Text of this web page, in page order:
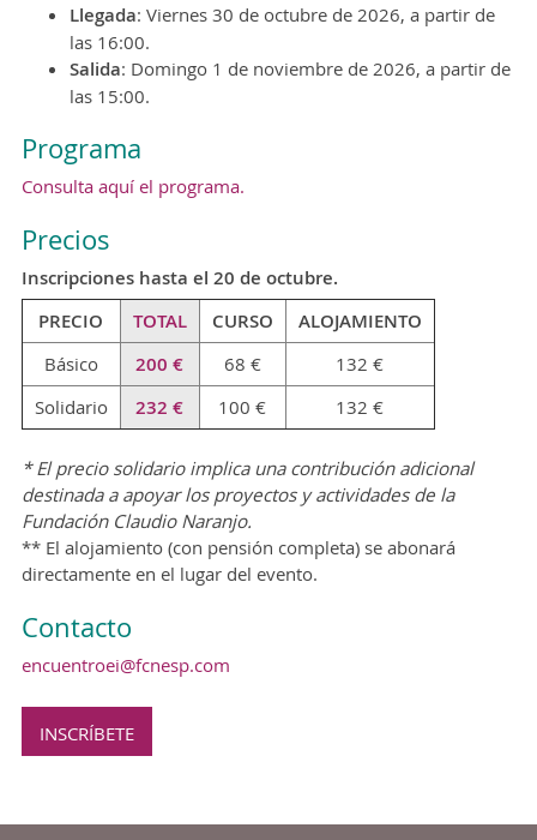
Llegada: Viernes 30 de octubre de 2026, a partir de
las 16:00.
Salida: Domingo 1 de noviembre de 2026, a partir de
las 15:00.
Programa
Consulta aquí el programa.
Precios
Inscripciones hasta el 20 de octubre.
PRECIO
TOTAL CURSO ALOJAMIENTO
Básico 200 € 68 €
132 €
Solidario
232 € 100 € 132 €
* El precio solidario implica una contribución adicional
destinada a apoyar los proyectos y actividades de la
Fundación Claudio Naranjo.
** El alojamiento (con pensión completa) se abonará
directamente en el lugar del evento.
Contacto
encuentroei@fcnesp.com
INSCRÍBETE